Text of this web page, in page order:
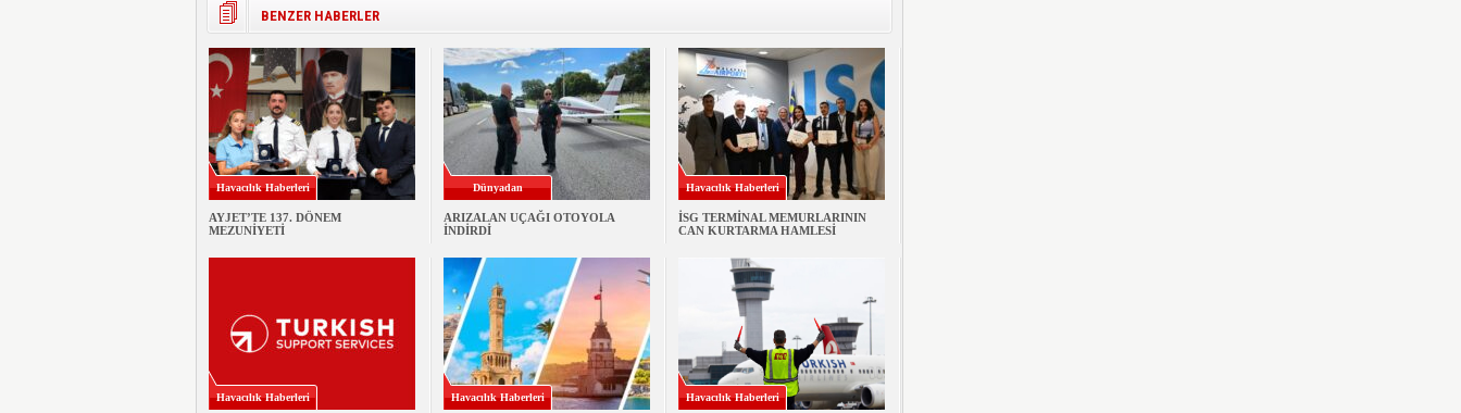
BENZER HABERLER
Havacılık Haberleri
AYJET’TE 137. DÖNEM
MEZUNİYETİ
Dünyadan
ARIZALAN UÇAĞI OTOYOLA
İNDİRDİ
Havacılık Haberleri
İSG TERMİNAL MEMURLARININ
CAN KURTARMA HAMLESİ
Havacılık Haberleri Havacılık Haberleri Havacılık Haberleri